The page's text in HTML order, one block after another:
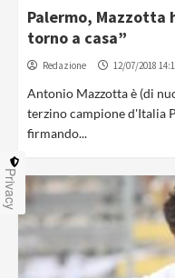
Palermo, Mazzotta
torno a casa”
Redazione 12/07/2018
Antonio Mazzotta è (di
terzino campione d'Italia
firmando...
Privacy